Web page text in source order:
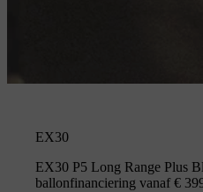
EX30
EX30 P5 Long Range Plus
ballonfinanciering vanaf €